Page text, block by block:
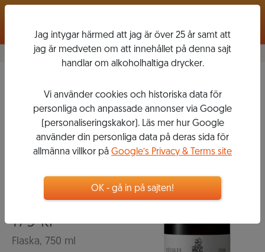
Les Dames de Vergy
BOURGOGNE
HAUTES
CÔTES DE
NUITS
179kr
Flaska, 750 ml
Jag intygar härmed att jag är över 25 år samt att
jag är medveten om att innehållet på denna sajt
handlar om alkoholhaltiga drycker.
Vi använder cookies och historiska data för
personliga och anpassade annonser via Google
(personaliseringskakor). Läs mer hur Google
använder din personliga data på deras sida för
allmänna villkor på Google’s Privacy & Terms site
OK - gå in på sajten!